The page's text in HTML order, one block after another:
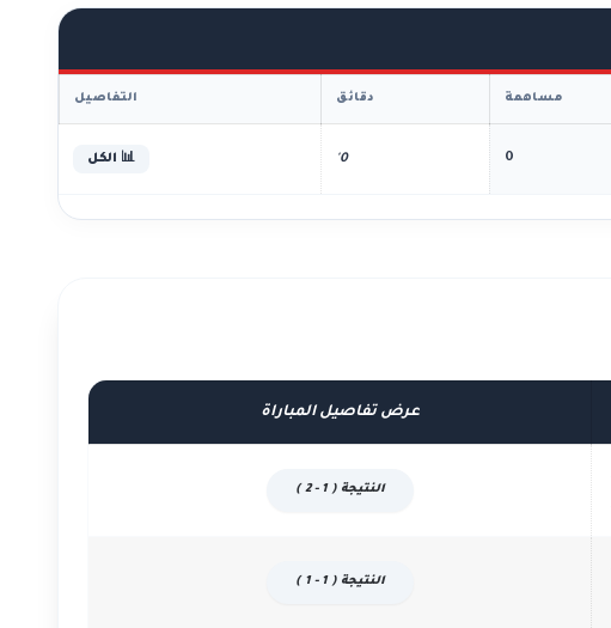
مساهمة دقائق التفاصيل
0
0' 📊 الكل
عرض تفاصيل المباراة
النتيجة ( 1 - 2 )
النتيجة ( 1 - 1 )